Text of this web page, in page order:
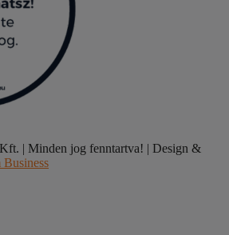
| Minden jog fenntartva! | Design &